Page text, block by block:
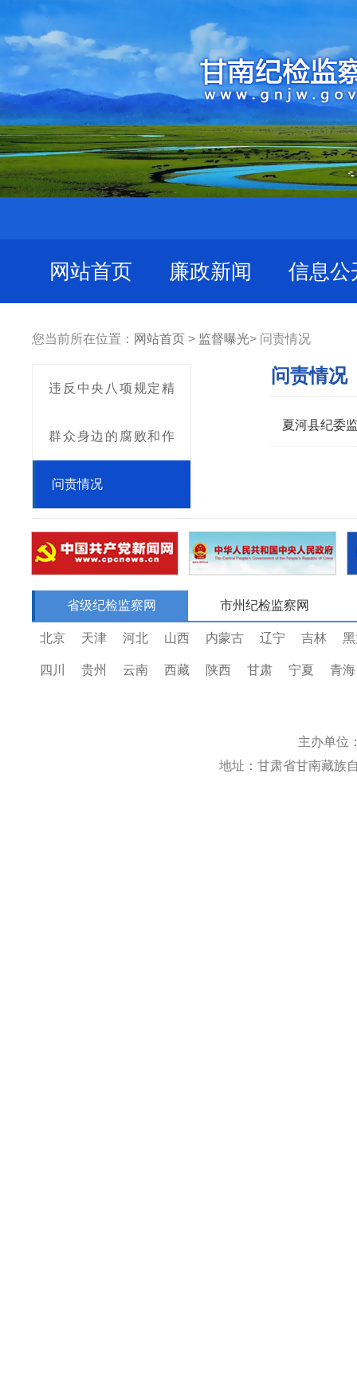
网站首页 廉政新闻 信息公
您当前所在位置： 网站首页 > 监督曝光> 问责情况
违反中央八项规定精
神问题
群众身边的腐败和作
风问题
问责情况
问责情况
夏河县纪委
省级纪检监察网 市州纪检监察网
北京 天津 河北 山西 内蒙古 辽宁 吉林
四川 贵州 云南 西藏 陕西 甘肃 宁夏 青海
主办单位
地址：甘肃省甘南藏族